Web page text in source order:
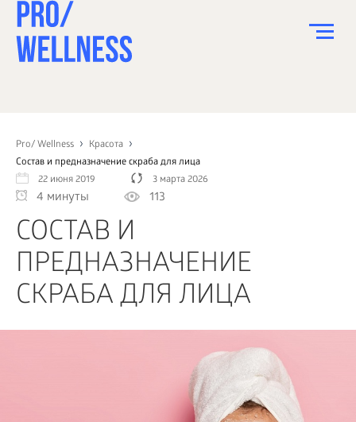
Pro/ Wellness
Красота
Состав и предназначение скраба для лица
22 июня 2019
3 марта 2026
4 минуты 113
СОСТАВ И
ПРЕДНАЗНАЧЕНИЕ
СКРАБА ДЛЯ ЛИЦА
СПОРТ
ЗДОРОВЬЕ
КРАСОТА
ПСИХОЛОГИЯ
ДЕТИ
ДОМ
КАК?